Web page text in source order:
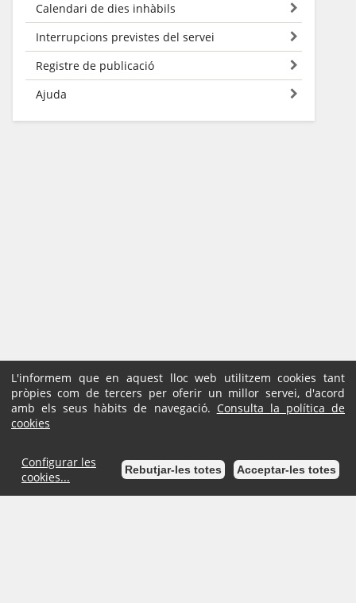
Calendari de dies inhàbils
Interrupcions previstes del servei
Registre de publicació
Ajuda
L'informem que en aquest lloc web utilitzem cookies tant
pròpies com de tercers per oferir un millor servei, d'acord
amb els seus hàbits de navegació. Consulta la política de
cookies
Configurar les
cookies...
Rebutjar-les totes Acceptar-les totes